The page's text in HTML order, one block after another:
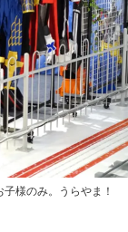
様のみ。うらやま！